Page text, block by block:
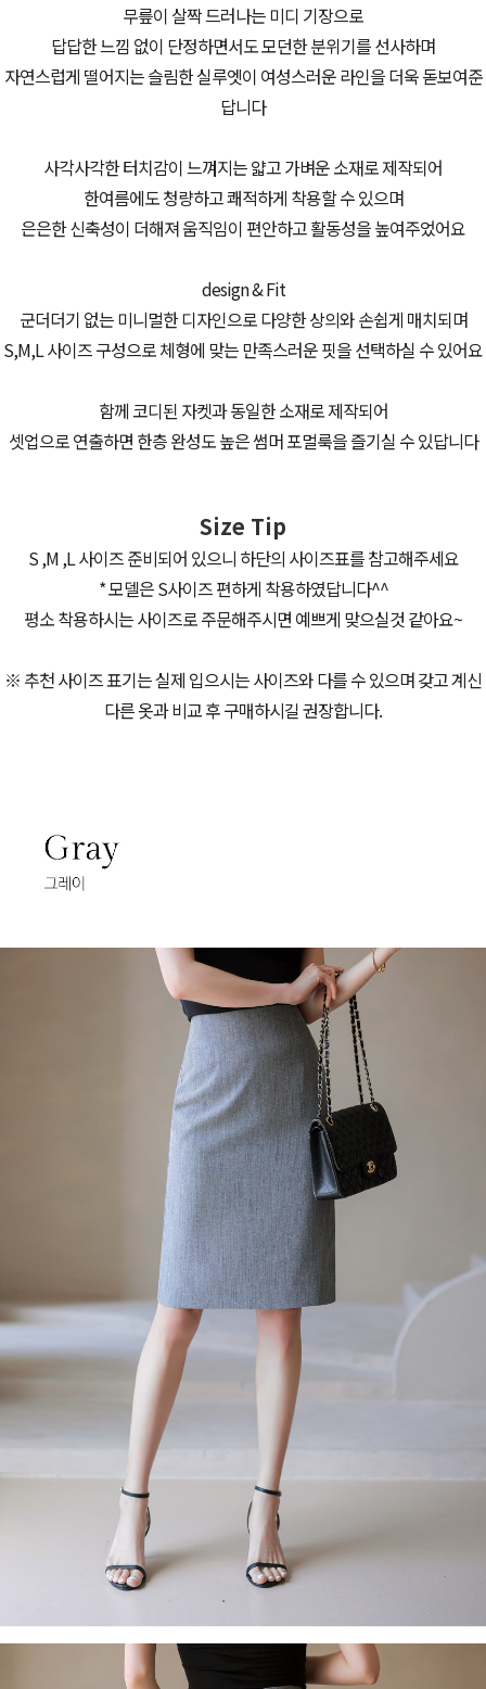
무릎이 살짝 드러나는 미디 기장으로
답답한 느낌 없이 단정하면서도 모던한 분위기를 선사하며
자연스럽게 떨어지는 슬림한 실루엣이 여성스러운 라인을 더욱 돋보여준
답니다
사각사각한 터치감이 느껴지는 얇고 가벼운 소재로 제작되어
한여름에도 청량하고 쾌적하게 착용할 수 있으며
은은한 신축성이 더해져 움직임이 편안하고 활동성을 높여주었어요
design & Fit
군더더기 없는 미니멀한 디자인으로 다양한 상의와 손쉽게 매치되며
S,M,L 사이즈 구성으로 체형에 맞는 만족스러운 핏을 선택하실 수 있어요
함께 코디된 자켓과 동일한 소재로 제작되어
셋업으로 연출하면 한층 완성도 높은 썸머 포멀룩을 즐기실 수 있답니다
Size Tip
S ,M ,L 사이즈 준비되어 있으니 하단의 사이즈표를 참고해주세요
* 모델은 S사이즈 편하게 착용하였답니다^^
평소 착용하시는 사이즈로 주문해주시면 예쁘게 맞으실것 같아요~
※ 추천 사이즈 표기는 실제 입으시는 사이즈와 다를 수 있으며 갖고 계신
다른 옷과 비교 후 구매하시길 권장합니다.